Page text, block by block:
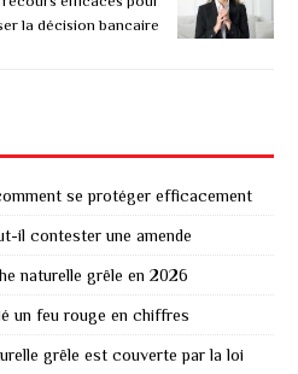
la décision bancaire
se protéger efficacement
il contester une amende
naturelle grêle en 2026
un feu rouge en chiffres
grêle est couverte par la loi